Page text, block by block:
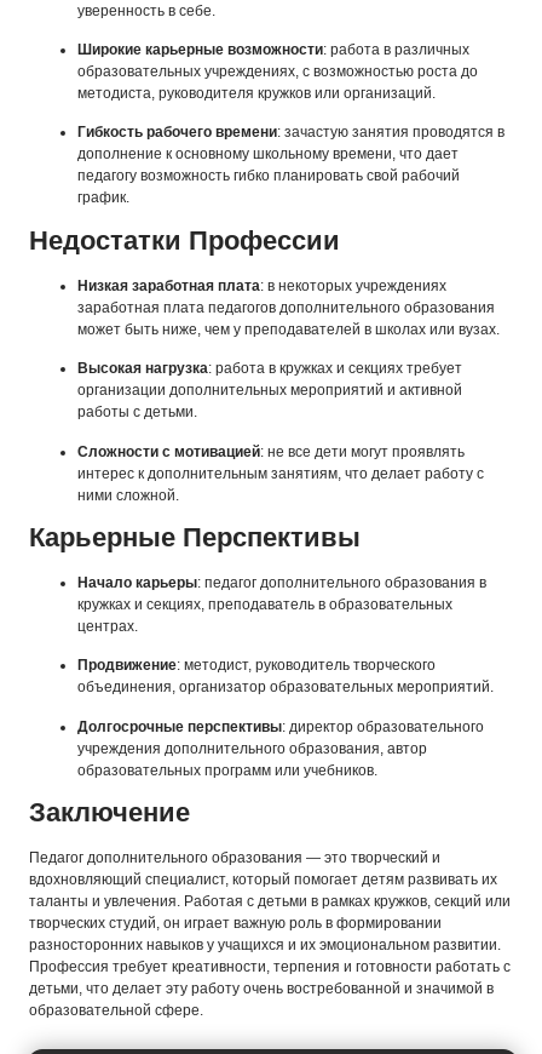
уверенность в себе.
Широкие карьерные возможности: работа в различных
образовательных учреждениях, с возможностью роста до
методиста, руководителя кружков или организаций.
Гибкость рабочего времени: зачастую занятия проводятся в
дополнение к основному школьному времени, что дает
педагогу возможность гибко планировать свой рабочий
график.
Недостатки Профессии
Низкая заработная плата: в некоторых учреждениях
заработная плата педагогов дополнительного образования
может быть ниже, чем у преподавателей в школах или вузах.
Высокая нагрузка: работа в кружках и секциях требует
организации дополнительных мероприятий и активной
работы с детьми.
Сложности с мотивацией: не все дети могут проявлять
интерес к дополнительным занятиям, что делает работу с
ними сложной.
Карьерные Перспективы
Начало карьеры: педагог дополнительного образования в
кружках и секциях, преподаватель в образовательных
центрах.
Продвижение: методист, руководитель творческого
объединения, организатор образовательных мероприятий.
Долгосрочные перспективы: директор образовательного
учреждения дополнительного образования, автор
образовательных программ или учебников.
Заключение
Педагог дополнительного образования — это творческий и
вдохновляющий специалист, который помогает детям развивать их
таланты и увлечения. Работая с детьми в рамках кружков, секций или
творческих студий, он играет важную роль в формировании
разносторонних навыков у учащихся и их эмоциональном развитии.
Профессия требует креативности, терпения и готовности работать с
детьми, что делает эту работу очень востребованной и значимой в
образовательной сфере.